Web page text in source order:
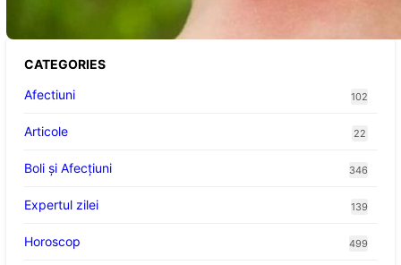
CATEGORIES
Afectiuni
102
Articole 22
Boli și Afecțiuni 346
Expertul zilei 139
Horoscop 499